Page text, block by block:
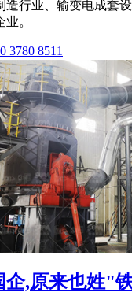
造行业、输变电成套
。
3780 8511
企,原来也姓"